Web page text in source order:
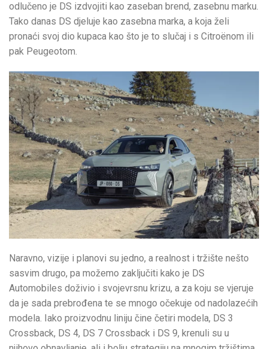
odlučeno je DS izdvojiti kao zaseban brend, zasebnu marku.
Tako danas DS djeluje kao zasebna marka, a koja želi
pronaći svoj dio kupaca kao što je to slučaj i s Citroënom ili
pak Peugeotom.
Naravno, vizije i planovi su jedno, a realnost i tržište nešto
sasvim drugo, pa možemo zaključiti kako je DS
Automobiles doživio i svojevrsnu krizu, a za koju se vjeruje
da je sada prebrođena te se mnogo očekuje od nadolazećih
modela. Iako proizvodnu liniju čine četiri modela, DS 3
Crossback, DS 4, DS 7 Crossback i DS 9, krenuli su u